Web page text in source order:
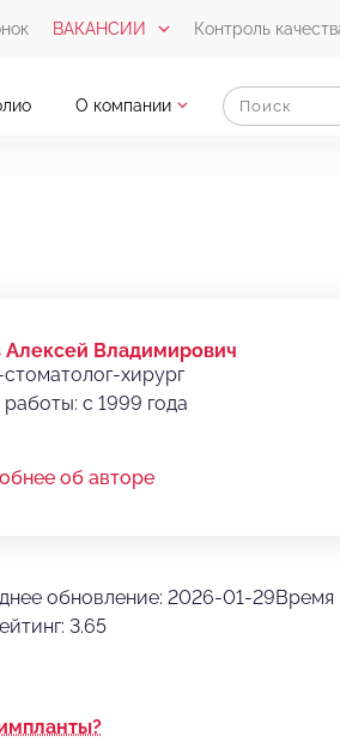
ВАКАНСИИ Контроль
О компании
Алексей Владимирович
хирург
с 1999 года
об авторе
обновление: 2026-01-29Время
3.65